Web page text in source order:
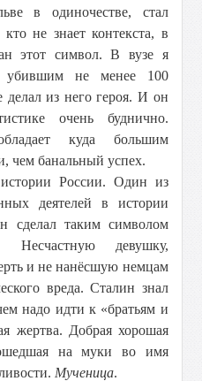
в одиночестве, стал
не знает контекста, в
этот символ. В вузе я
убившим не менее 100
из него героя. И он
очень буднично.
куда большим
чем банальный успех.
России. Один из
деятелей в истории
сделал таким символом
Несчастную девушку,
и не нанёсшую немцам
вреда. Сталин знал
надо идти к «братьям и
жертва. Добрая хорошая
на муки во имя
Мученица.